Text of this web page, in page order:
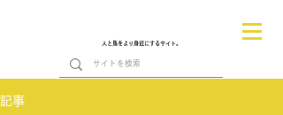
人と馬をより身近にするサイト。
記事